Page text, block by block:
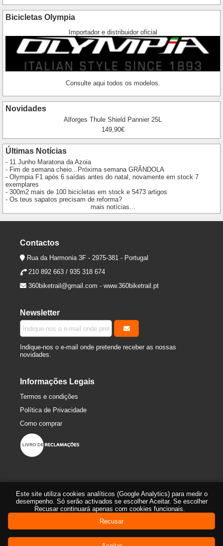
Este site utiliza cookies analíticos (Google Analytics) para medir o
desempenho. Só serão activados se escolher Aceitar. Se escolher
Recusar continuará apenas com cookies funcionais.
Recusar
Bicicletas Olympia
Importador e distribuidor oficial
Consulte aqui todos os modelos.
Novidades
Alforges Thule Shield Pannier 25L
149,90€
Últimas Notícias
- 11 Junho Maratona da Azoia
- Fim de semana cheio...Próxima semana GRÂNDOLA
- Olympia F1 após 6 saídas antes do natal, novamente em stock 7
exemplares
- 300m2 mais de 100 bicicletas em stock e 5473 artigos
- Os teus sapatos precisam de reforma?
mais notícias...
Contactos
Rua da Harmonia 3F - 2975-381 - Portugal
210 892 663 / 935 318 674
360biketrail@gmail.com - www.360biketrail.pt
Newsletter
Indique-nos o e-mail onde pretende receber as nossas
novidades.
Informações Legais
Termos e condições
Política de Privacidade
Como comprar
© 2016-2026 360º Bike-Trail